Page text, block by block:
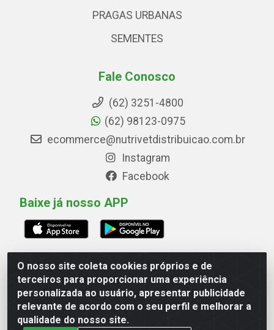
O nosso site coleta cookies próprios e de
terceiros para proporcionar uma experiência
personalizada ao usuário, apresentar publicidade
relevante de acordo com o seu perfil e melhorar a
qualidade do nosso site.
PRAGAS URBANAS
SEMENTES
Fale Conosco
(62) 3251-4800
(62) 98123-0975
ecommerce@nutrivetdistribuicao.com.br
Instagram
Facebook
Baixe já nosso APP
Avenida Marginal Norte, 266, Quadrai Lt 16 - Set
Marechal Rondon, Goiânia/GO - CEP 74.560-180 - CNPJ
00.748.593/0001-79